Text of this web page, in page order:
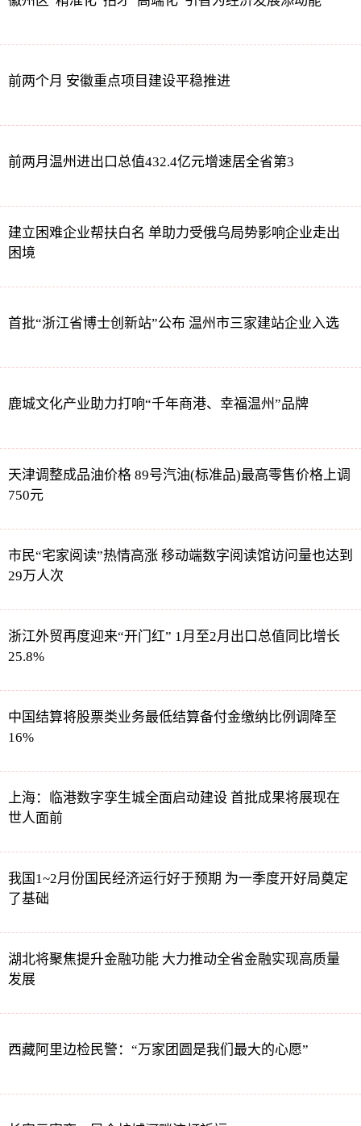
前两个月 安徽重点项目建设平稳推进
前两月温州进出口总值432.4亿元增速居全省第3
建立困难企业帮扶白名 单助力受俄乌局势影响企业走出
困境
首批“浙江省博士创新站”公布 温州市三家建站企业入选
鹿城文化产业助力打响“千年商港、幸福温州”品牌
天津调整成品油价格 89号汽油(标准品)最高零售价格上调
750元
市民“宅家阅读”热情高涨 移动端数字阅读馆访问量也达到
29万人次
浙江外贸再度迎来“开门红” 1月至2月出口总值同比增长
25.8%
中国结算将股票类业务最低结算备付金缴纳比例调降至
16%
上海：临港数字孪生城全面启动建设 首批成果将展现在
世人面前
我国1~2月份国民经济运行好于预期 为一季度开好局奠定
了基础
湖北将聚焦提升金融功能 大力推动全省金融实现高质量
发展
西藏阿里边检民警：“万家团圆是我们最大的心愿”